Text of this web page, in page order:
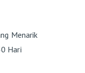
Menarik
Hari